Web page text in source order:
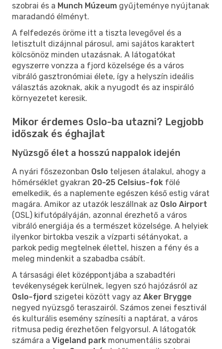
szobrai és a Munch Múzeum gyűjteménye nyújtanak
maradandó élményt.
A felfedezés öröme itt a tiszta levegővel és a
letisztult dizájnnal párosul, ami sajátos karaktert
kölcsönöz minden utazásnak. A látogatókat
egyszerre vonzza a fjord közelsége és a város
vibráló gasztronómiai élete, így a helyszín ideális
választás azoknak, akik a nyugodt és az inspiráló
környezetet keresik.
Mikor érdemes Oslo-ba utazni? Legjobb
időszak és éghajlat
Nyüzsgő élet a hosszú nappalok idején
A nyári főszezonban Oslo teljesen átalakul, ahogy a
hőmérséklet gyakran 20-25 Celsius-fok fölé
emelkedik, és a naplemente egészen késő estig várat
magára. Amikor az utazók leszállnak az Oslo Airport
(OSL) kifutópályáján, azonnal érezhető a város
vibráló energiája és a természet közelsége. A helyiek
ilyenkor birtokba veszik a vízparti sétányokat, a
parkok pedig megtelnek élettel, hiszen a fény és a
meleg mindenkit a szabadba csábít.
A társasági élet középpontjába a szabadtéri
tevékenységek kerülnek, legyen szó hajózásról az
Oslo-fjord szigetei között vagy az Aker Brygge
negyed nyüzsgő teraszairól. Számos zenei fesztivál
és kulturális esemény színesíti a naptárat, a város
ritmusa pedig érezhetően felgyorsul. A látogatók
számára a Vigeland park monumentális szobrai